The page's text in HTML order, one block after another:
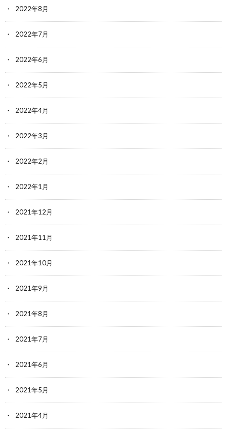
2022年8月
2022年7月
2022年6月
2022年5月
2022年4月
2022年3月
2022年2月
2022年1月
2021年12月
2021年11月
2021年10月
2021年9月
2021年8月
2021年7月
2021年6月
2021年5月
2021年4月